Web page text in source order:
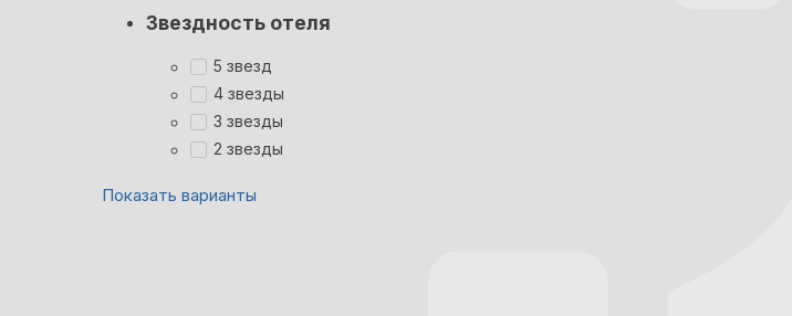
Звездность отеля
5 звезд
4 звезды
3 звезды
2 звезды
Показать варианты